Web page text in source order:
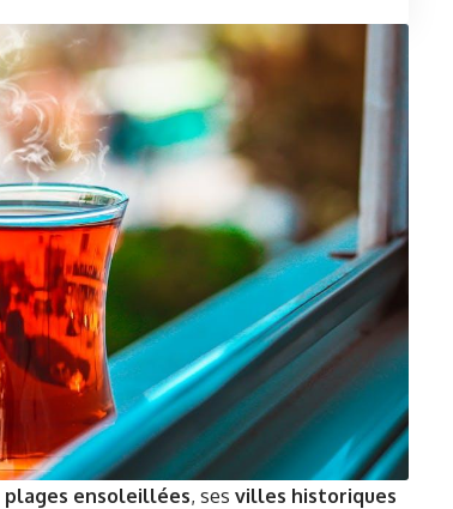
plages ensoleillées, ses villes historiques